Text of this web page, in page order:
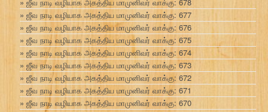
ஜீவ நாடி வழியாக அகத்திய மாமுனிவர் வாக்கு: 677
ஜீவ நாடி வழியாக அகத்திய மாமுனிவர் வாக்கு: 676
ஜீவ நாடி வழியாக அகத்திய மாமுனிவர் வாக்கு: 675
ஜீவ நாடி வழியாக அகத்திய மாமுனிவர் வாக்கு: 674
ஜீவ நாடி வழியாக அகத்திய மாமுனிவர் வாக்கு: 673
ஜீவ நாடி வழியாக அகத்திய மாமுனிவர் வாக்கு: 672
ஜீவ நாடி வழியாக அகத்திய மாமுனிவர் வாக்கு: 671
ஜீவ நாடி வழியாக அகத்திய மாமுனிவர் வாக்கு: 670